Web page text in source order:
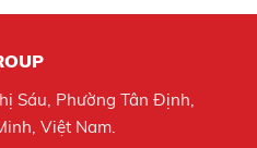
Sáu, Phường Tân Định,
Việt Nam.